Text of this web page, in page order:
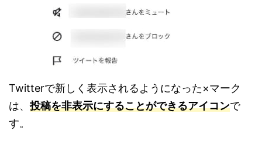
Twitterで新しく表示されるようになった×マーク
は、投稿を非表示にすることができるアイコンで
す。